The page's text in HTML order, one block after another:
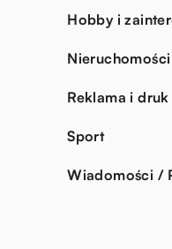
Hobby i
Nieruchomości
Reklama i druk
Sport
Wiadomości /